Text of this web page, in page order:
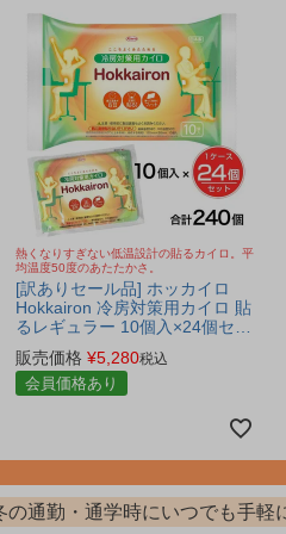
熱くなりすぎない低温設計の貼るカイロ。平
均温度50度のあたたかさ。
[訳ありセール品] ホッカイロ
Hokkairon 冷房対策用カイロ 貼
るレギュラー 10個入×24個セッ
ト（合計240個) - 興和 ※使用期
限2027年1月31日まで [平均
50℃/熱くなりすぎない]
販売価格 ¥5,280税込
会員価格あり
通勤・通学時にいつでも手軽